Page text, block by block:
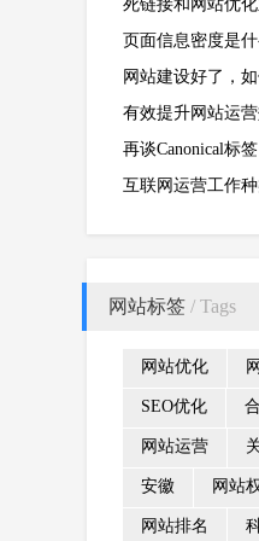
决办法？
死链接和网站优
页面信息密度是
网站建设好了，
站流量？
有效提升网站运
些？
再谈Canonical标签
互联网运营工作
网站标签 / Tags
网站优化
SEO优化
网站运营
安徽 网站
网站排名